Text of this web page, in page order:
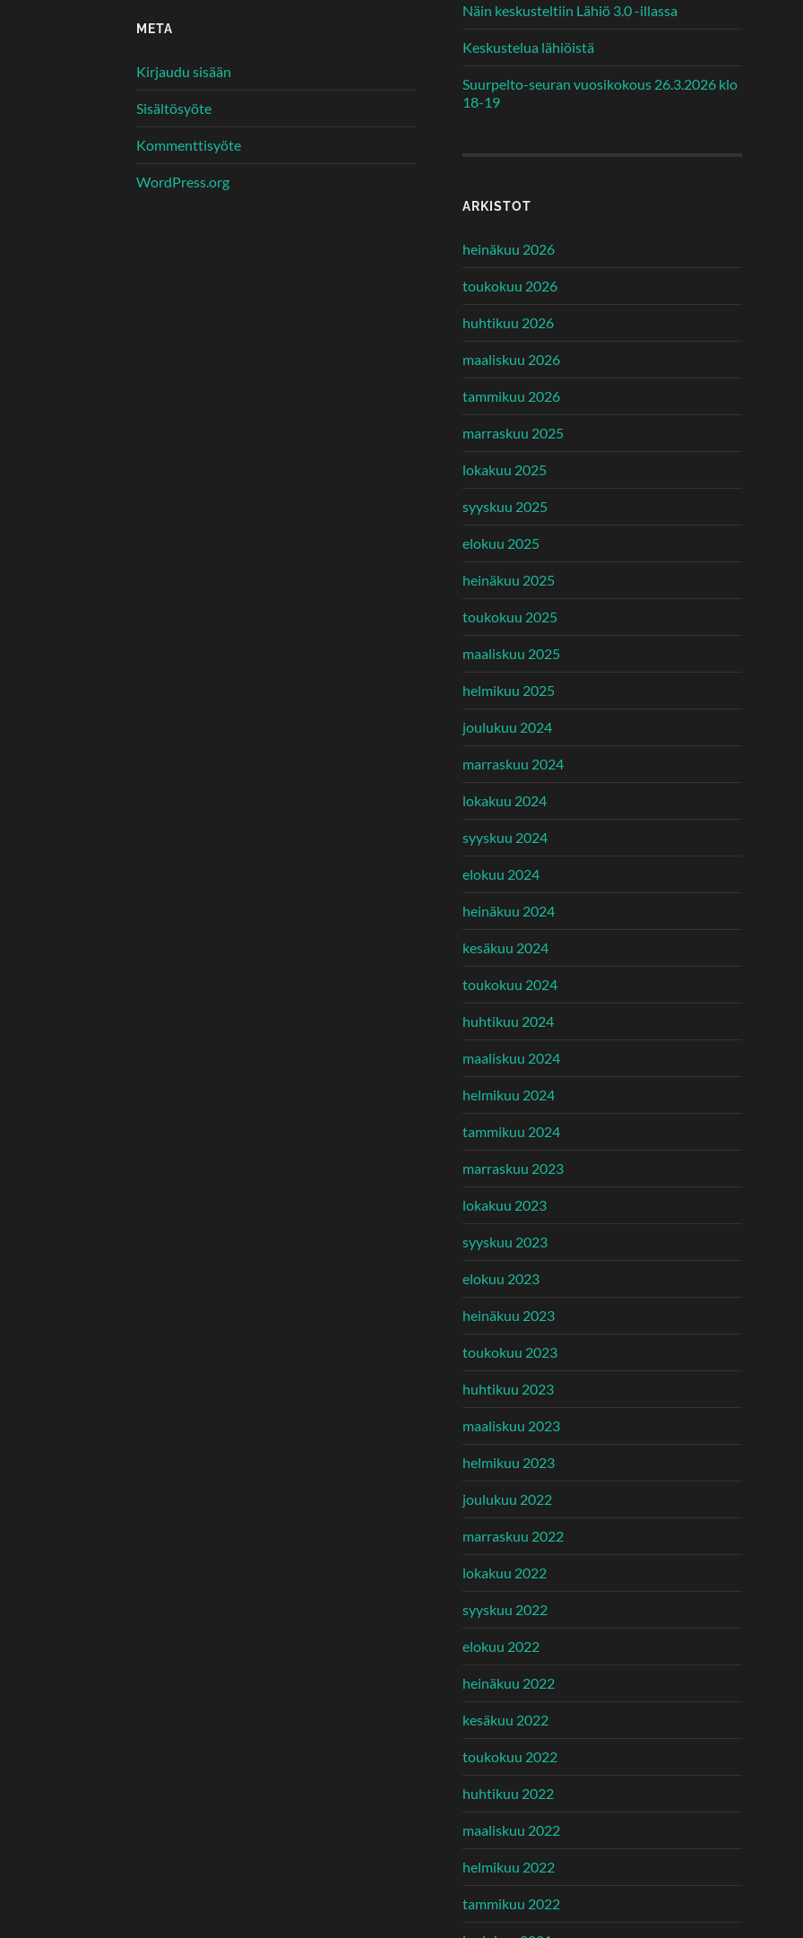
META
Kirjaudu sisään
Sisältösyöte
Kommenttisyöte
WordPress.org
Näin keskusteltiin Lähiö 3.0 -illassa
Keskustelua lähiöistä
Suurpelto-seuran vuosikokous 26.3.2026 klo
18-19
ARKISTOT
heinäkuu 2026
toukokuu 2026
huhtikuu 2026
maaliskuu 2026
tammikuu 2026
marraskuu 2025
lokakuu 2025
syyskuu 2025
elokuu 2025
heinäkuu 2025
toukokuu 2025
maaliskuu 2025
helmikuu 2025
joulukuu 2024
marraskuu 2024
lokakuu 2024
syyskuu 2024
elokuu 2024
heinäkuu 2024
kesäkuu 2024
toukokuu 2024
huhtikuu 2024
maaliskuu 2024
helmikuu 2024
tammikuu 2024
marraskuu 2023
lokakuu 2023
syyskuu 2023
elokuu 2023
heinäkuu 2023
toukokuu 2023
huhtikuu 2023
maaliskuu 2023
helmikuu 2023
joulukuu 2022
marraskuu 2022
lokakuu 2022
syyskuu 2022
elokuu 2022
heinäkuu 2022
kesäkuu 2022
toukokuu 2022
huhtikuu 2022
maaliskuu 2022
helmikuu 2022
tammikuu 2022